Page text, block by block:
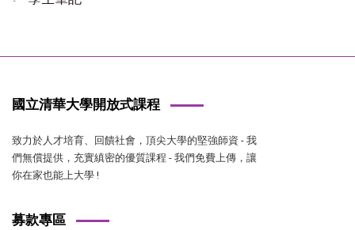
國立清華大學開放式課程
致力於人才培育、回饋社會，頂尖大學的堅強師資 - 我
們無償提供，充實縝密的優質課程 - 我們免費上傳，讓
你在家也能上大學 !
募款專區